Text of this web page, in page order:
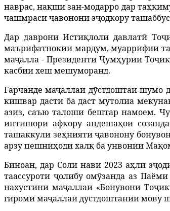
наврас,нақшизан-модарро дар таҳ
чашмрасиҷавонони эҷодкору
Дар даврони Истиқлоли давлатӣ Тоҷ
маърифатнокии мардум, муаррифии та
маҷалла - Президенти Ҷумҳурии Тоҷ
касбии хеш мешуморанд.
Гарчанде маҷаллаи дӯстдоштаи шумо
кишвар дасти ба даст мутолиа
азиз, саъю талоши бештар намоем.
интишори афкору андешаҳои
ташаккули зеҳнияти ҷавонону
арзупешниҳодихалқбаунвонии Мақ
Биноан, дар Соли нави 2023 аҳли эҷ
таассуроти ҷолибу омӯзанда аз Паёми
нахустини маҷаллаи «Бонувони Тоҷ
гиромӣмаҷаллаидӯстдоштаниимову